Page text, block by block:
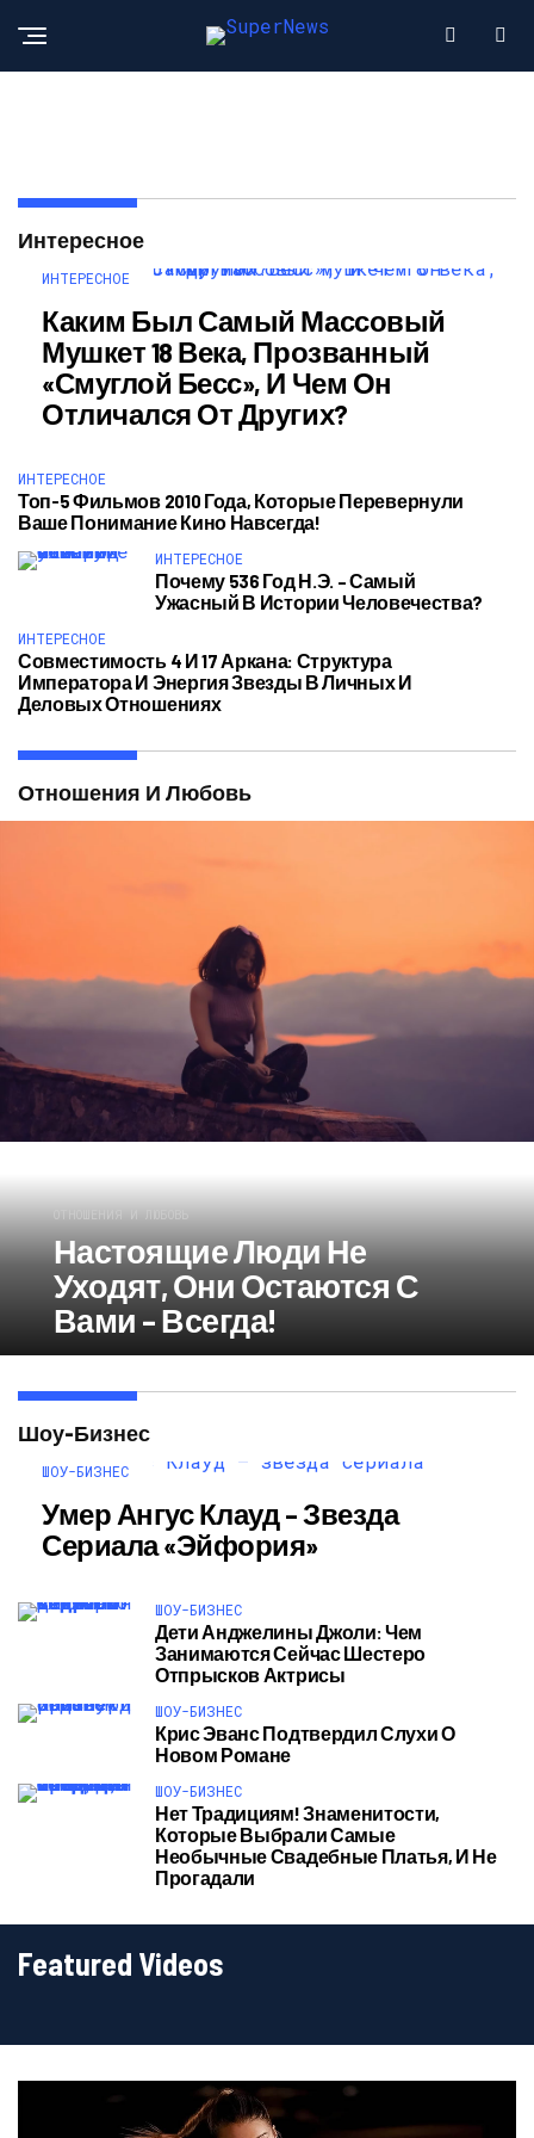
Интересное
ИНТЕРЕСНОЕ
Каким Был Самый Массовый
Мушкет 18 Века, Прозванный
«Смуглой Бесс», И Чем Он
Отличался От Других?
ИНТЕРЕСНОЕ
Топ-5 Фильмов 2010 Года, Которые Перевернули
Ваше Понимание Кино Навсегда!
ИНТЕРЕСНОЕ
Почему 536 Год Н.э. – Самый
Ужасный В Истории Человечества?
ИНТЕРЕСНОЕ
Совместимость 4 И 17 Аркана: Структура
Императора И Энергия Звезды В Личных И
Деловых Отношениях
Отношения И Любовь
Настоящие Люди Не
Уходят, Они Остаются С
Вами – Всегда!
Шоу-Бизнес
ШОУ-БИЗНЕС
Умер Ангус Клауд – Звезда
Сериала «Эйфория»
ШОУ-БИЗНЕС
Дети Анджелины Джоли: Чем
Занимаются Сейчас Шестеро
Отпрысков Актрисы
ШОУ-БИЗНЕС
Крис Эванс Подтвердил Слухи О
Новом Романе
ШОУ-БИЗНЕС
Нет Традициям! Знаменитости,
Которые Выбрали Самые
Необычные Свадебные Платья, И Не
Прогадали
Featured Videos